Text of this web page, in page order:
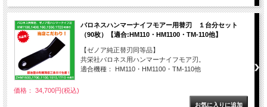
バロネスハンマーナイフモアー用替刃 １台分セット
（90枚）【適合:HM110・HM1100・TM-110他】
【ゼノア純正替刃同等品】
共栄社バロネス用ハンマーナイフモア刃。
適合機種： HM110・HM1100・TM-110他
価格： 34,700円(税込)